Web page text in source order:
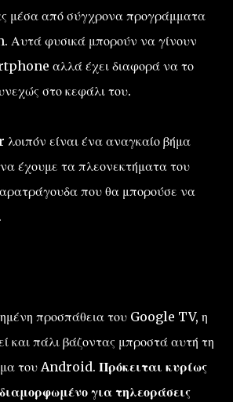
μέσα από σύγχρονα προγράμματα
φυσικά μπορούν να γίνουν
αλλά έχει διαφορά να το
στο κεφάλι του.
είναι ένα αναγκαίο βήμα
έχουμε τα πλεονεκτήματα του
που θα μπορούσε να
προσπάθεια του Google TV, η
και πάλι βάζοντας μπροστά αυτή τη
του Android. Πρόκειται κυρίως
για τηλεοράσεις